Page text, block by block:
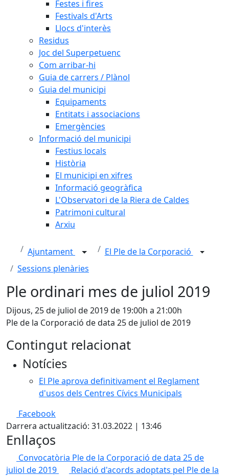
Festes i fires
Festivals d'Arts
Llocs d'interès
Residus
Joc del Superpetuenc
Com arribar-hi
Guia de carrers / Plànol
Guia del municipi
Equipaments
Entitats i associacions
Emergències
Informació del municipi
Festius locals
Història
El municipi en xifres
Informació geogràfica
L'Observatori de la Riera de Caldes
Patrimoni cultural
Arxiu
Ajuntament
El Ple de la Corporació
Sessions plenàries
Ple ordinari mes de juliol 2019
Dijous, 25 de juliol de 2019 de 19:00h a 21:00h
Ple de la Corporació de data 25 de juliol de 2019
Contingut relacionat
Notícies
El Ple aprova definitivament el Reglament
d'usos dels Centres Cívics Municipals
Facebook
Darrera actualització: 31.03.2022 | 13:46
Enllaços
Convocatòria Ple de la Corporació de data 25 de
juliol de 2019
Relació d'acords adoptats pel Ple de la